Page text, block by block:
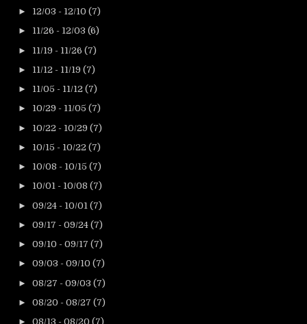
► 12/03 - 12/10 (7)
► 11/26 - 12/03 (6)
► 11/19 - 11/26 (7)
► 11/12 - 11/19 (7)
► 11/05 - 11/12 (7)
► 10/29 - 11/05 (7)
► 10/22 - 10/29 (7)
► 10/15 - 10/22 (7)
► 10/08 - 10/15 (7)
► 10/01 - 10/08 (7)
► 09/24 - 10/01 (7)
► 09/17 - 09/24 (7)
► 09/10 - 09/17 (7)
► 09/03 - 09/10 (7)
► 08/27 - 09/03 (7)
► 08/20 - 08/27 (7)
► 08/13 - 08/20 (7)